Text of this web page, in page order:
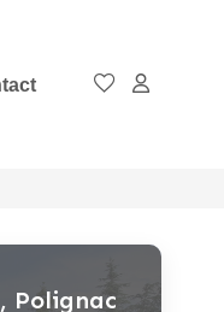
, Polignac